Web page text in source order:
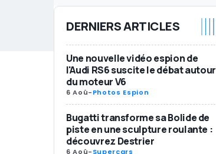
DERNIERS ARTICLES
Une nouvelle vidéo espion de
l'Audi RS6 suscite le débat autour
du moteur V6
6 Aoû-Photos Espion
Bugatti transforme sa Bolide de
piste en une sculpture roulante :
découvrez Destrier
6 Aoû-Supercars